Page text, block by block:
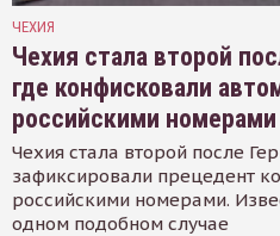
ЧЕХИЯ
Чехия стала второй
где конфисковали
российскими номерами
Чехия стала второй после
зафиксировали прецедент
российскими номерами.
одном подобном случае